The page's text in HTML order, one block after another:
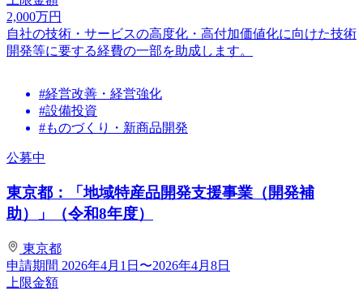
2,000万円
自社の技術・サービスの高度化・高付加価値化に向けた技術
開発等に要する経費の一部を助成します。
#経営改善・経営強化
#設備投資
#ものづくり・新商品開発
公募中
東京都：「地域特産品開発支援事業（開発補
助）」（令和8年度）
東京都
申請期間 2026年4月1日〜2026年4月8日
上限金額